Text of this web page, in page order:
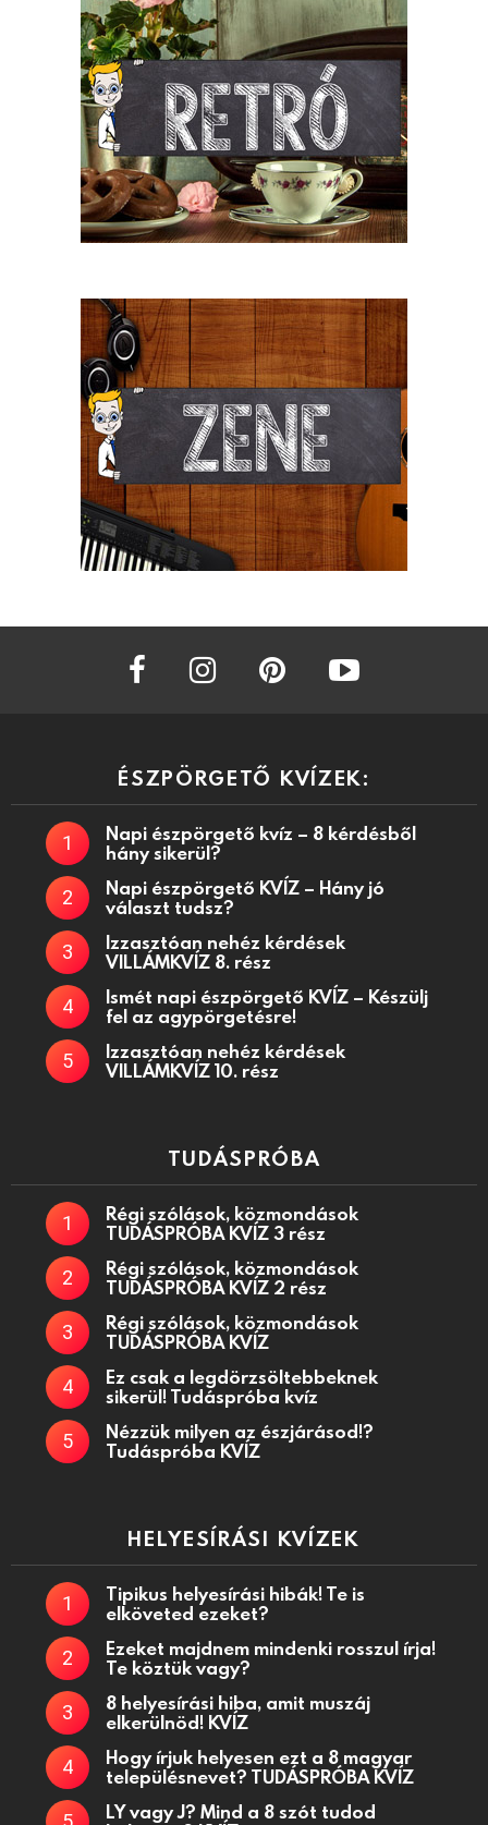
facebook instagram
ÉSZPÖRGETŐ KVÍZEK:
Napi észpörgető kvíz – 8 kérdésből
hány sikerül?
Napi észpörgető KVÍZ – Hány jó
választ tudsz?
Izzasztóan nehéz kérdések
VILLÁMKVÍZ 8. rész
Ismét napi észpörgető KVÍZ – Készülj
fel az agypörgetésre!
Izzasztóan nehéz kérdések
VILLÁMKVÍZ 10. rész
TUDÁSPRÓBA
Régi szólások, közmondások
TUDÁSPRÓBA KVÍZ 3 rész
Régi szólások, közmondások
TUDÁSPRÓBA KVÍZ 2 rész
Régi szólások, közmondások
TUDÁSPRÓBA KVÍZ
Ez csak a legdörzsöltebbeknek
sikerül! Tudáspróba kvíz
Nézzük milyen az észjárásod!?
Tudáspróba KVÍZ
HELYESÍRÁSI KVÍZEK
Tipikus helyesírási hibák! Te is
elköveted ezeket?
Ezeket majdnem mindenki rosszul írja!
Te köztük vagy?
8 helyesírási hiba, amit muszáj
elkerülnöd! KVÍZ
Hogy írjuk helyesen ezt a 8 magyar
településnevet? TUDÁSPRÓBA KVÍZ
LY vagy J? Mind a 8 szót tudod